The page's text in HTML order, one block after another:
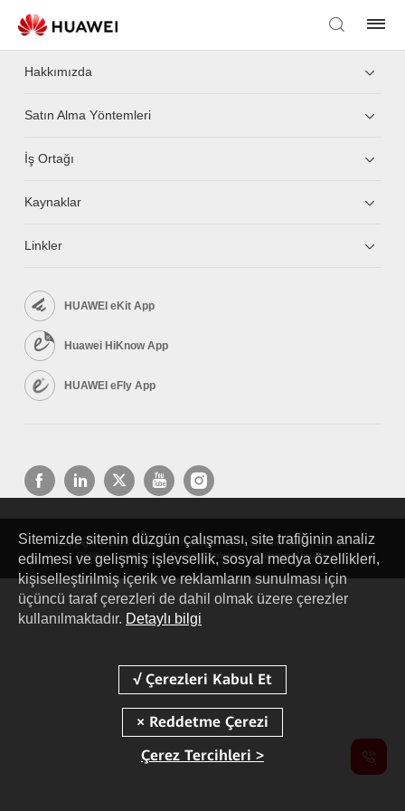
Hakkımızda
Satın Alma Yöntemleri
İş Ortağı
Kaynaklar
Linkler
HUAWEI eKit App
Huawei HiKnow App
HUAWEI eFly App
Copyright © 2026 Huawei Technologies Co., Ltd. Tüm Hakları Saklıdır.
Gizlilik
Cookies Cookie Settings Kullanım Koşulları
Sitemizde sitenin düzgün çalışması, site trafiğinin analiz
edilmesi ve gelişmiş işlevsellik, sosyal medya özellikleri,
kişiselleştirilmiş içerik ve reklamların sunulması için
üçüncü taraf çerezleri de dahil olmak üzere çerezler
kullanılmaktadır. Detaylı bilgi
Çerez Tercihleri >